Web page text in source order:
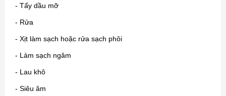
- Tẩy dầu mỡ
- Rửa
- Xịt làm sạch hoặc rửa sạch phôi
- Làm sạch ngâm
- Lau khô
- Siêu âm